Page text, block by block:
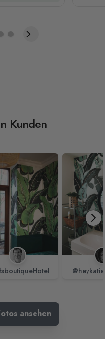
Kunden
ansehen